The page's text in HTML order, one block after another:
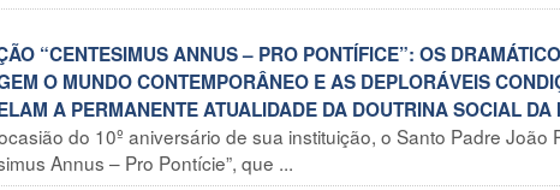
“CENTESIMUS ANNUS – PRO PONTÍFICE”: OS
O MUNDO CONTEMPORÂNEO E AS DEPLORÁVEIS
A PERMANENTE ATUALIDADE DA DOUTRINA SOCIAL DA
do 10º aniversário de sua instituição, o Santo Padre João
Annus – Pro Pontície”, que ...